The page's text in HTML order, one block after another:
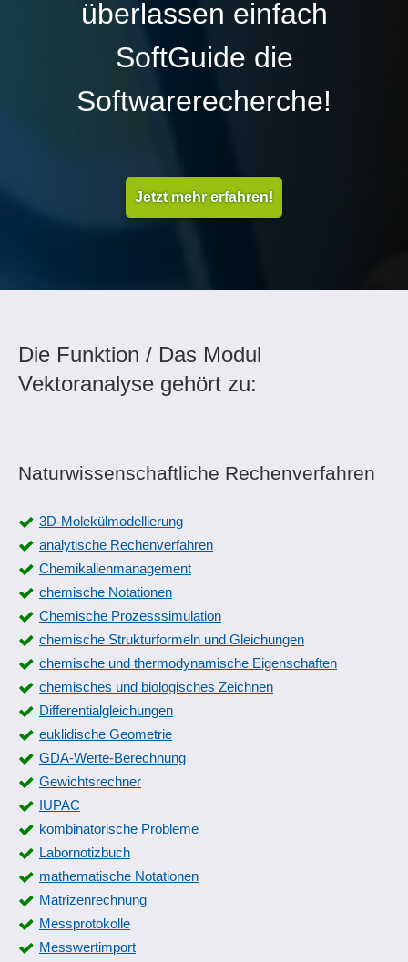
überlassen einfach
SoftGuide die
Softwarerecherche!
Jetzt mehr erfahren!
Die Funktion / Das Modul
Vektoranalyse gehört zu:
Naturwissenschaftliche Rechenverfahren
3D-Molekülmodellierung
analytische Rechenverfahren
Chemikalienmanagement
chemische Notationen
Chemische Prozesssimulation
chemische Strukturformeln und Gleichungen
chemische und thermodynamische Eigenschaften
chemisches und biologisches Zeichnen
Differentialgleichungen
euklidische Geometrie
GDA-Werte-Berechnung
Gewichtsrechner
IUPAC
kombinatorische Probleme
Labornotizbuch
mathematische Notationen
Matrizenrechnung
Messprotokolle
Messwertimport